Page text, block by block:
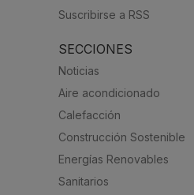
Suscribirse a RSS
SECCIONES
Noticias
Aire acondicionado
Calefacción
Construcción Sostenible
Energías Renovables
Sanitarios